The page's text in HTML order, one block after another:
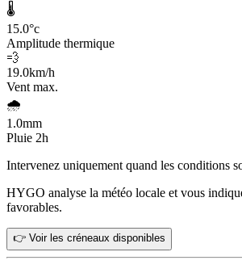
🌡️
15.0°c
Amplitude thermique
💨
19.0km/h
Vent max.
🌧️
1.0mm
Pluie 2h
Intervenez uniquement quand les conditions
HYGO analyse la météo locale et vous
favorables.
👉 Voir les créneaux disponibles